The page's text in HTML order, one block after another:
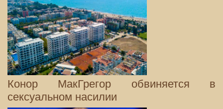
Конор МакГрегор обвиняется в
сексуальном насилии